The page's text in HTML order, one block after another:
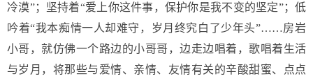
冷漠”；坚持着“爱上你这件事，保护你是我不变的坚定”；低
吟着“我本痴情一人却难守，岁月终究白了少年头”……房岩
小哥，就仿佛一个路边的小哥哥，边走边唱着，歌唱着生活
与岁月，将那些与爱情、亲情、友情有关的辛酸甜蜜、点点